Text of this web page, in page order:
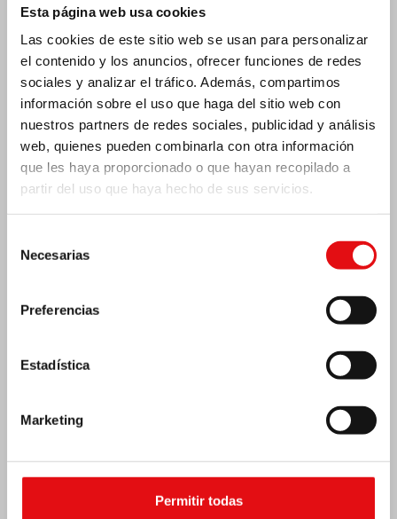
Esta página web usa cookies
Las cookies de este sitio web se usan para personalizar
el contenido y los anuncios, ofrecer funciones de redes
sociales y analizar el tráfico. Además, compartimos
información sobre el uso que haga del sitio web con
nuestros partners de redes sociales, publicidad y análisis
web, quienes pueden combinarla con otra información
que les haya proporcionado o que hayan recopilado a
partir del uso que haya hecho de sus servicios.
Necesarias
Preferencias
Estadística
Marketing
Permitir todas
MÉXICO: ASAMBLEA PLENARIA OCD
India: Bendición e inauguración del «Lumen